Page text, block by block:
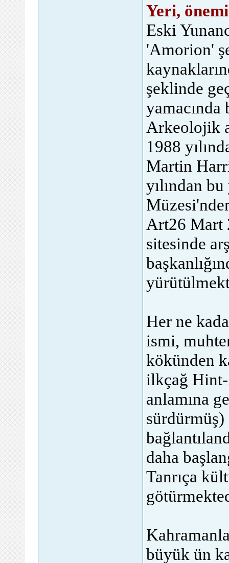
Yeri,
Eski
'Amorion'
şeklinde
Arkeolojik
1988
Martin
yılından
Art26 Mart
sitesinde
Her ne
ismi,
kökünden
ilkçağ
anlamına
daha
Tanrıça
büyük ün